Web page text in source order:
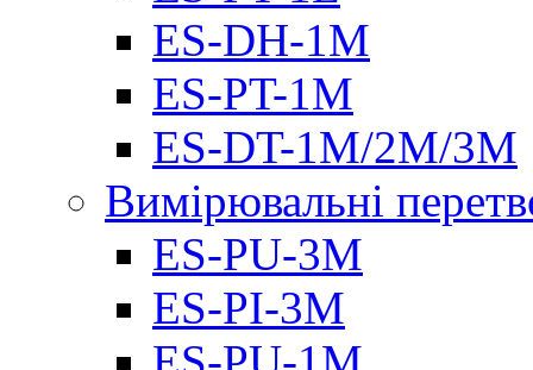
ES-DH-1M
ES-PT-1M
ES-DT-1M/2M/3M
Вимірювальні
ES-PU-3M
ES-PI-3M